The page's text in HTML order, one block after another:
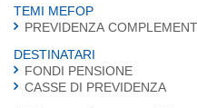
TEMI MEFOP
PREVIDENZA
DESTINATARI
FONDI PENSIONE
CASSE DI PREVIDENZA